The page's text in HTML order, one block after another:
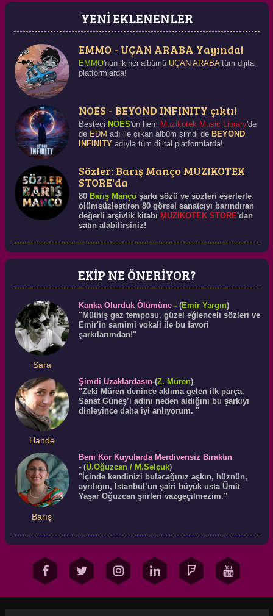
SURF ROCK
Detaylı Bilgi
YENİ EKLENENLER
EMMO - UÇAN ARABA Yayında!
EMMO'nun ikinci albümü UÇAN ARABAtüm dijital
platformlarda!
NOES - BEYOND INFINITY çıktı!
Besteci NOES'un hem Muzikotek Music Library'de
de EDM adı ile çıkan albüm şimdi de BEYOND
INFINITYadıyla tüm dijital platformlarda!
Sözler: Barış Manço MUZIKOTEK
STORE'da
80 Barış Mançoşarkı sözü ve sözleri eserlerle
ölümsüzleştiren 80 görsel sanatçıyı barındıran
değerli arşivlik kitabı MUZIKOTEK STORE'dan
satın alabilirsiniz!
EKİP NE ÖNERİYOR?
Sara
Kanka Olurduk Ölümüne- (Emir Yargın)
"Müthiş gaz temposu, güzel eğlenceli sözleri ve
Emir'in samimi vokali ile bu favori
şarkılarımdan!"
Hande
Şimdi Uzaklardasın-(Z. Müren)
"Zeki Müren denince aklıma gelen ilk parça.
Sanat Güneş’i adını neden aldığını bu şarkıyı
dinleyince daha iyi anlıyorum. "
Barış
Beni Kör Kuyularda Merdivensiz Bıraktın
- (Ü.Oğuzcan/ M.Selçuk)
"İçinde kendinizi bulacağınız aşkın, hüznün,
ayrılığın, İstanbul’un şairi büyük usta Ümit
Yaşar Oğuzcan şiirleri vazgeçilmezim.”